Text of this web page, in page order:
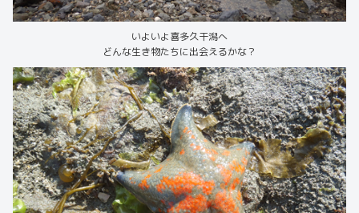
いよいよ喜多久干潟へ
どんな生き物たちに出会えるかな？